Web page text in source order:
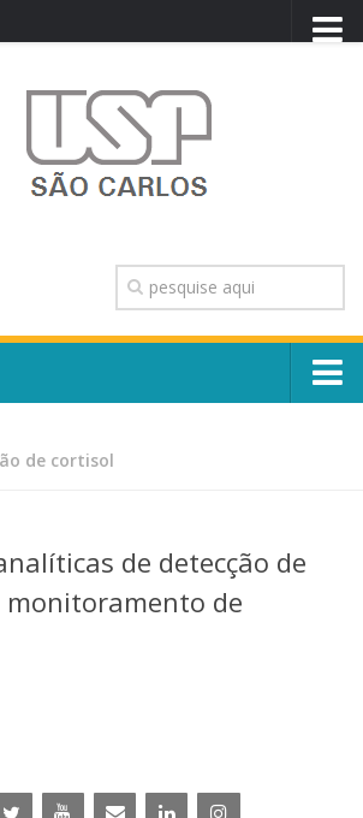
TRANSPARÊNCIA
OUVIDORIA
CONTATO
e Órgãos
de cortisol
de detecção de
de